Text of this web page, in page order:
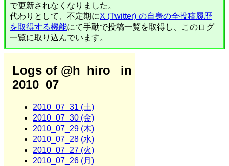
で更新されなくなりました。
代わりとして、不定期にX (Twitter) の自身の全投稿履歴
を取得する機能にて手動で投稿一覧を取得し、このログ
一覧に取り込んでいます。
Logs of @h_hiro_ in
2010_07
2010_07_31 (土)
2010_07_30 (金)
2010_07_29 (木)
2010_07_28 (水)
2010_07_27 (火)
2010_07_26 (月)